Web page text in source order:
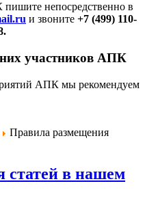
пишите непосредственно в
и звоните +7 (499) 110-
участников АПК
АПК мы рекомендуем
Правила размещения
статей в нашем